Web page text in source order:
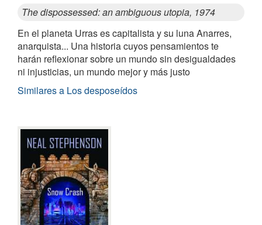
The dispossessed: an ambiguous utopia, 1974
En el planeta Urras es capitalista y su luna Anarres,
anarquista... Una historia cuyos pensamientos te
harán reflexionar sobre un mundo sin desigualdades
ni injusticias, un mundo mejor y más justo
Similares a Los desposeídos